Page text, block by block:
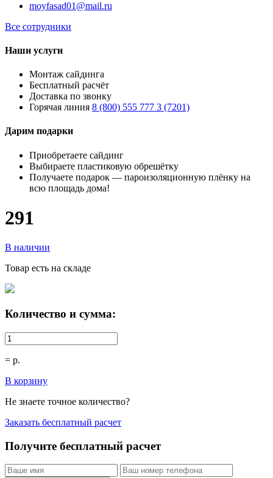
moyfasad01@mail.ru
Все сотрудники
Наши услуги
Монтаж сайдинга
Бесплатный расчёт
Доставка по звонку
Горячая линия 8 (800) 555 777 3 (7201)
Дарим подарки
Приобретаете сайдинг
Выбираете пластиковую обрешётку
Получаете подарок — пароизоляционную плёнку на
всю площадь дома!
291
В наличии
Товар есть на складе
Количество и сумма:
= р.
В корзину
Не знаете точное количество?
Заказать бесплатный расчет
Получите бесплатный расчет